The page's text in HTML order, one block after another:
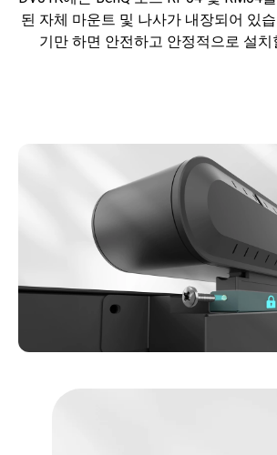
된 자체 마운트 및 나사가 내장되어 있습